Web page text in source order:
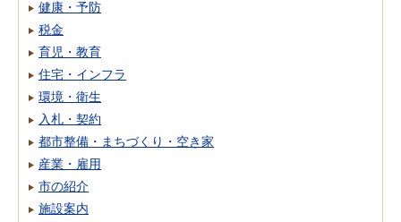
健康・予防
税金
育児・教育
住宅・インフラ
環境・衛生
入札・契約
都市整備・まちづくり・空き家
産業・雇用
市の紹介
施設案内